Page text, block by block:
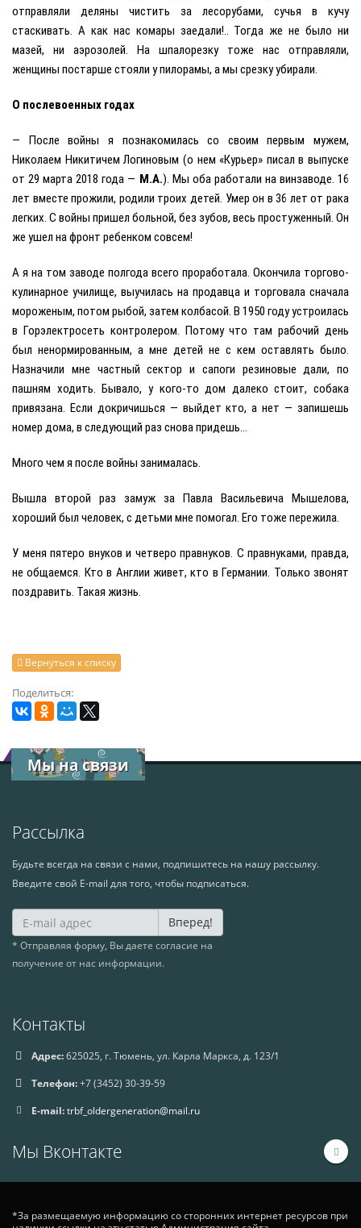
отправляли деляны чистить за лесорубами, сучья в кучу
стаскивать. А как нас комары заедали!.. Тогда же не было ни
мазей, ни аэрозолей. На шпалорезку тоже нас отправляли,
женщины постарше стояли у пилорамы, а мы срезку убирали.
О послевоенных годах
— После войны я познакомилась со своим первым мужем,
Николаем Никитичем Логиновым (о нем «Курьер» писал в выпуске
от 29 марта 2018 года — М.А.). Мы оба работали на винзаводе. 16
лет вместе прожили, родили троих детей. Умер он в 36 лет от рака
легких. С войны пришел больной, без зубов, весь простуженный. Он
же ушел на фронт ребенком совсем!
А я на том заводе полгода всего проработала. Окончила торгово-
кулинарное училище, выучилась на продавца и торговала сначала
мороженым, потом рыбой, затем колбасой. В 1950 году устроилась
в Горэлектросеть контролером. Потому что там рабочий день
был ненормированным, а мне детей не с кем оставлять было.
Назначили мне частный сектор и сапоги резиновые дали, по
пашням ходить. Бывало, у кого-то дом далеко стоит, собака
привязана. Eсли докричишься — выйдет кто, а нет — запишешь
номер дома, в следующий раз снова придешь…
Много чем я после войны занималась.
Вышла второй раз замуж за Павла Васильевича Мышелова,
хороший был человек, с детьми мне помогал. Eго тоже пережила.
У меня пятеро внуков и четверо правнуков. С правнуками, правда,
не общаемся. Кто в Англии живет, кто в Германии. Только звонят
поздравить. Такая жизнь.
Вернуться к списку
Поделиться:
Мы на связи
Рассылка
Будьте всегда на связи с нами, подпишитесь на нашу рассылку.
Введите свой E-mail для того, чтобы подписаться.
Вперед!
* Отправляя форму, Вы даете согласие на
получение от нас информации.
Контакты
Адрес:625025, г. Тюмень, ул. Карла Маркса, д. 123/1
Телефон:+7 (3452) 30-39-59
E-mail:trbf_oldergeneration@mail.ru
Мы Вконтакте
*За размещаемую информацию со сторонних интернет ресурсов при